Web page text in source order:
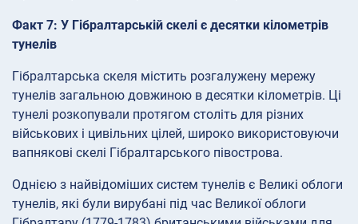
Факт 7: У Гібралтарській скелі є десятки кілометрів
тунелів
Гібралтарська скеля містить розгалужену мережу
тунелів загальною довжиною в десятки кілометрів. Ці
тунелі розкопували протягом століть для різних
військових і цивільних цілей, широко використовуючи
вапнякові скелі Гібралтарського півострова.
Однією з найвідоміших систем тунелів є Великі облоги
тунелів, які були вирубані під час Великої облоги